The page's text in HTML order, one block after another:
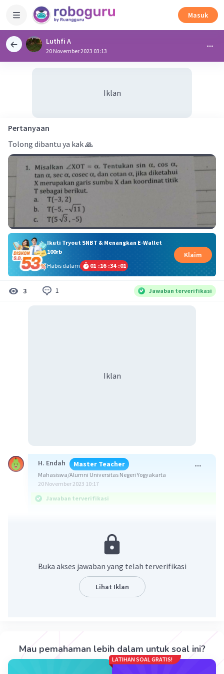
Masuk
Luthfi A
20 November 2023 03:13
Iklan
Pertanyaan
Tolong dibantu ya kak 🙏
Ikuti Tryout SNBT & Menangkan E-Wallet
100rb
Habis dalam
01 :16 :34 :00
Klaim
3 1 Jawaban terverifikasi
Iklan
H. Endah Master Teacher
Mahasiswa/Alumni Universitas Negeri Yogyakarta
20 November 2023 10:17
Jawaban terverifikasi
>> sec α = √13/3
>> cosec α = √13/2
>> cot α = 3/2
>> sin A = sisi depan sudut A/sisi miring
>> cos A = sisi samping sudut A/sisi miring
Buka akses jawaban yang telah terverifikasi
Lihat Iklan
Mau pemahaman lebih dalam untuk soal ini?
LATIHAN SOAL GRATIS!